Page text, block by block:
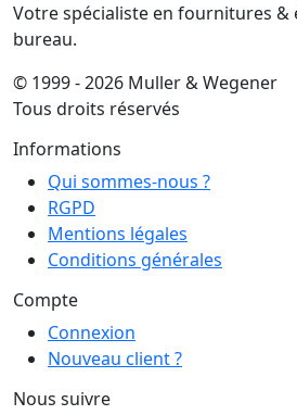
Votre spécialiste en fournitures &
bureau.
© 1999 - 2026 Muller & Wegener
Tous droits réservés
Informations
Qui sommes-nous ?
RGPD
Mentions légales
Conditions générales
Compte
Connexion
Nouveau client ?
Nous suivre